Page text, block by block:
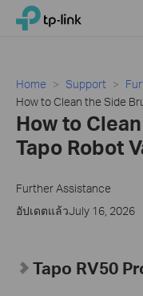
Click
navigation
TP-Link, Reliably Smart
Home Support
How to Clean the Side
How to
Tapo Robot
Further Assistance
อัปเดตแล้วJuly 16, 2026
Tapo RV50